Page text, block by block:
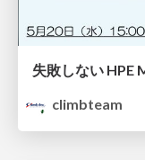
climbteam